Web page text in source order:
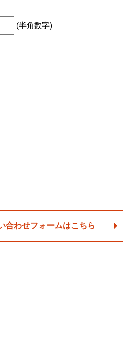
(半角数字)
合わせフォームはこちら